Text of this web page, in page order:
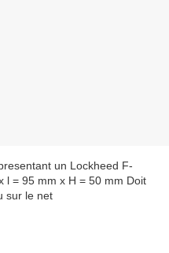
un Lockheed F-
l = 95 mm x H = 50 mm Doit
sur le net